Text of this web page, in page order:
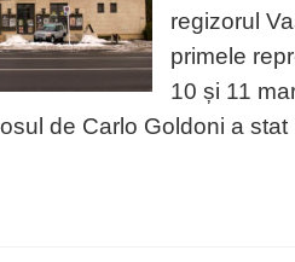
regizorul
primele
10 și 11
de Carlo Goldoni a